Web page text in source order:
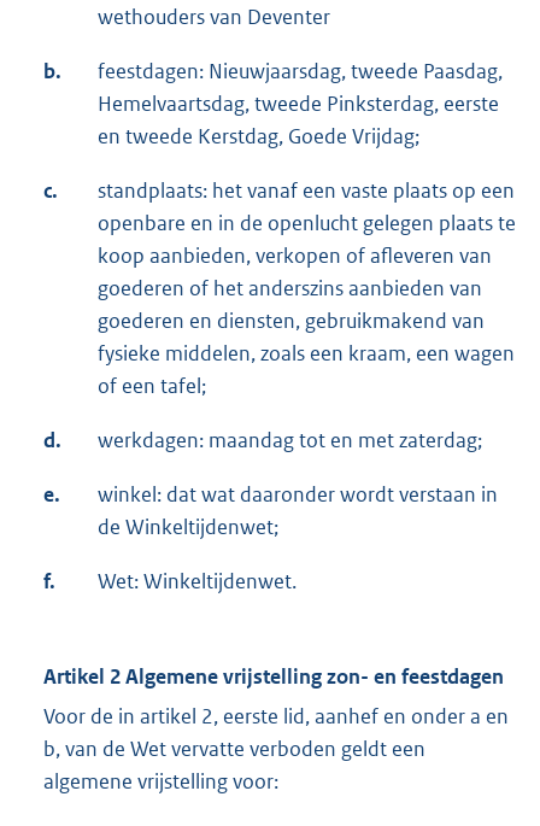
wethouders van Deventer
b.
feestdagen: Nieuwjaarsdag, tweede Paasdag,
Hemelvaartsdag, tweede Pinksterdag, eerste
en tweede Kerstdag, Goede Vrijdag;
c.
standplaats: het vanaf een vaste plaats op een
openbare en in de openlucht gelegen plaats te
koop aanbieden, verkopen of afleveren van
goederen of het anderszins aanbieden van
goederen en diensten, gebruikmakend van
fysieke middelen, zoals een kraam, een wagen
of een tafel;
d. werkdagen: maandag tot en met zaterdag;
e.
winkel: dat wat daaronder wordt verstaan in
de Winkeltijdenwet;
f. Wet: Winkeltijdenwet.
Artikel 2 Algemene vrijstelling zon- en feestdagen
Voor de in artikel 2, eerste lid, aanhef en onder a en
b, van de Wet vervatte verboden geldt een
algemene vrijstelling voor: